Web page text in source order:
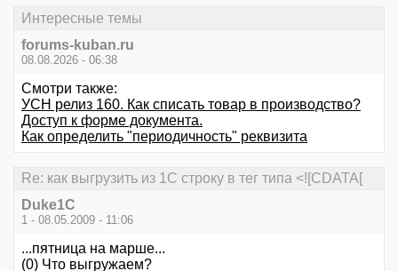
Интересные темы
forums-kuban.ru
08.08.2026 - 06:38
Смотри также:
УСН релиз 160. Как списать товар в производство?
Доступ к форме документа.
Как определить "периодичность" реквизита
Re: как выгрузить из 1С строку в тег типа <![CDATA[
Duke1C
1 - 08.05.2009 - 11:06
...пятница на марше...
(0) Что выгружаем?